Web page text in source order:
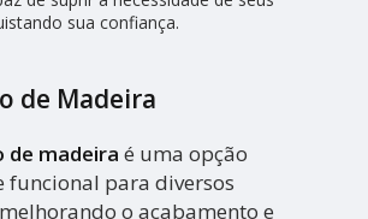
sua confiança.
de Madeira
de madeira é uma opção
funcional para diversos
o acabamento e